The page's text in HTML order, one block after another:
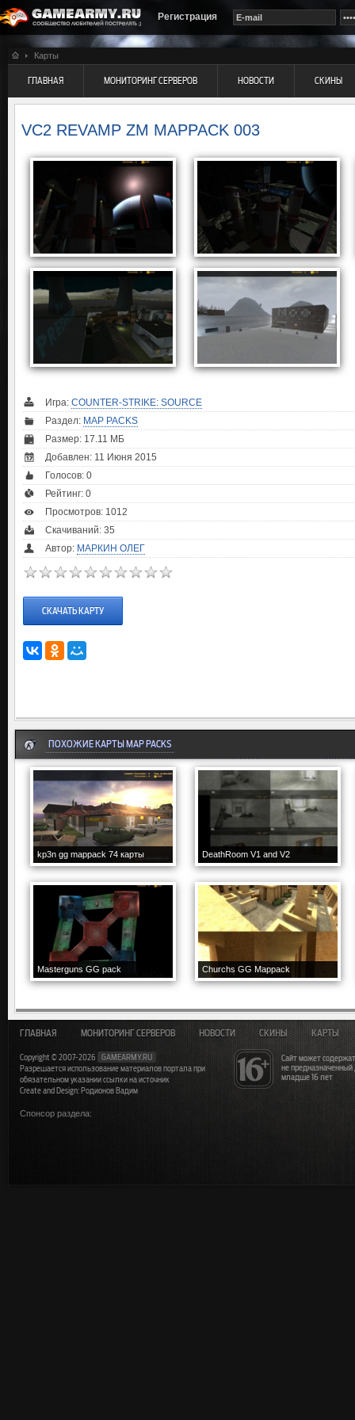
Регистрация
Карты
ГЛАВНАЯ МОНИТОРИНГ СЕРВЕРОВ НОВОСТИ СКИНЫ
VC2 REVAMP ZM MAPPACK 003
Игра: COUNTER-STRIKE: SOURCE
Раздел: MAP PACKS
Размер: 17.11 МБ
Добавлен: 11 Июня 2015
Голосов: 0
Рейтинг: 0
Просмотров: 1012
Скачиваний: 35
Автор: МАРКИН ОЛЕГ
СКАЧАТЬ КАРТУ
ПОХОЖИЕ КАРТЫ MAP PACKS
kp3n gg mappack 74 карты DeathRoom V1 and V2
Masterguns GG pack Churchs GG Mappack
Сайт может
не
младше 16 лет
ГЛАВНАЯ МОНИТОРИНГ СЕРВЕРОВ НОВОСТИ СКИНЫ КАРТЫ
Copyright © 2007-2026
GAMEARMY.RU
Разрешается использование материалов портала при
обязательном указании ссылки на источник
Create and Design: Родионов Вадим
Спонсор раздела: